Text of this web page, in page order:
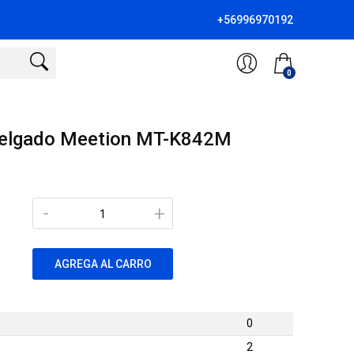
+56996970192
0
Meetion MT-K842M
+
-
AGREGA AL CARRO
0
2